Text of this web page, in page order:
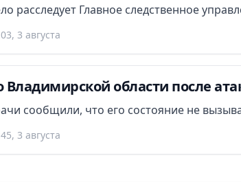
расследует Главное следственное
3 августа
Владимирской области после
сообщили, что его состояние не
3 августа